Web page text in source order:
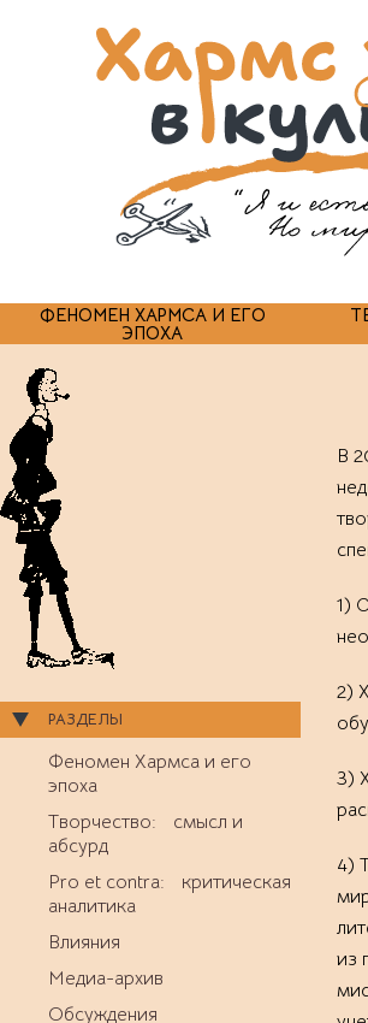
ФЕНОМЕН ХАРМСА И ЕГО
ЭПОХА
РАЗДЕЛЫ
Феномен Хармса и его
эпоха
Творчество: смысл и
абсурд
Pro et contra: критическая
аналитика
Влияния
Медиа-архив
Обсуждения
В
1)
2)
3)
4)
из